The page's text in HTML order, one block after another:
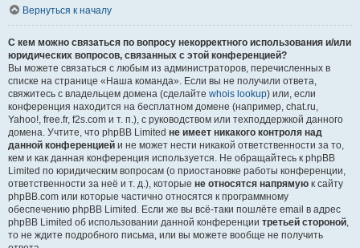
Вернуться к началу
С кем можно связаться по вопросу некорректного использования и/или
юридических вопросов, связанных с этой конференцией?
Вы можете связаться с любым из администраторов, перечисленных в
списке на странице «Наша команда». Если вы не получили ответа,
свяжитесь с владельцем домена (сделайте whois lookup) или, если
конференция находится на бесплатном домене (например, chat.ru,
Yahoo!, free.fr, f2s.com и т. п.), с руководством или техподдержкой данного
домена. Учтите, что phpBB Limited не имеет никакого контроля над
данной конференцией и не может нести никакой ответственности за то,
кем и как данная конференция используется. Не обращайтесь к phpBB
Limited по юридическим вопросам (о приостановке работы конференции,
ответственности за неё и т. д.), которые не относятся напрямую к сайту
phpBB.com или которые частично относятся к программному
обеспечению phpBB Limited. Если же вы всё-таки пошлёте email в адрес
phpBB Limited об использовании данной конференции третьей стороной,
то не ждите подробного письма, или вы можете вообще не получить